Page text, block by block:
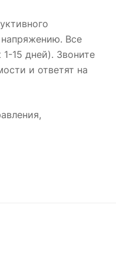
Все
15 дней). Звоните
и ответят на